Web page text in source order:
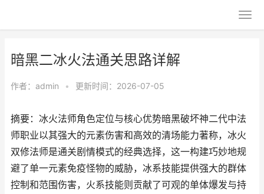
暗黑二冰火法通关思路详解
作者： admin • 更新时间：2026-07-05
摘要：冰火法师角色定位与核心优势暗黑破坏神二代中法
师职业以其强大的元素伤害和高效的清场能力著称，冰火
双修法师是通关剧情模式的经典选择，这一构建巧妙地规
避了单一元素免疫怪物的威胁，冰系技能提供强大的群体
控制和范围伤害，火系技能则贡献了可观的单体爆发与持